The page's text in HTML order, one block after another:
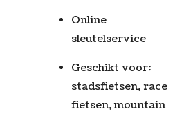
Online
sleutelservice
Geschikt voor:
stadsfietsen, race
fietsen, mountain